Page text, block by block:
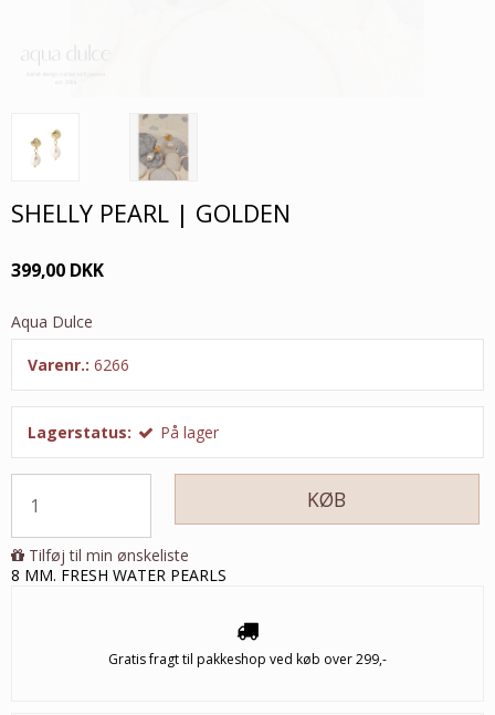
SHELLY PEARL | GOLDEN
399,00 DKK
Aqua Dulce
Varenr.: 6266
Lagerstatus: På lager
KØB
Tilføj til min ønskeliste
8 MM. FRESH WATER PEARLS
Gratis fragt til pakkeshop ved køb over 299,-